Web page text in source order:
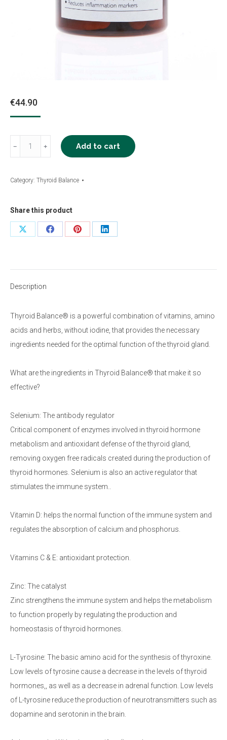
€44.90
Thyroid
Balance®
﹣ ﹢ Add to cart
Category: Thyroid Balance
Share this product
Share
Share
Share
Share
Description
Thyroid Balance® is a powerful combination of vitamins, amino
acids and herbs, without iodine, that provides the necessary
ingredients needed for the optimal function of the thyroid gland.
What are the ingredients in Thyroid Balance® that make it so
effective?
Selenium: The antibody regulator
Critical component of enzymes involved in thyroid hormone
metabolism and antioxidant defense of the thyroid gland,
removing oxygen free radicals created during the production of
thyroid hormones. Selenium is also an active regulator that
stimulates the immune system..
Vitamin D: helps the normal function of the immune system and
regulates the absorption of calcium and phosphorus.
Vitamins C & E: antioxidant protection.
Zinc: The catalyst
Zinc strengthens the immune system and helps the metabolism
to function properly by regulating the production and
homeostasis of thyroid hormones.
L-Tyrosine: The basic amino acid for the synthesis of thyroxine.
Low levels of tyrosine cause a decrease in the levels of thyroid
hormones,, as well as a decrease in adrenal function. Low levels
of L-tyrosine reduce the production of neurotransmitters such as
dopamine and serotonin in the brain.